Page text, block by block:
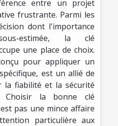
entre un projet
frustrante. Parmi les
dont l'importance
estimée, la clé
une place de choix.
pour appliquer un
est un allié de
fiabilité et la sécurité
Choisir la bonne clé
pas une mince affaire
particulière aux